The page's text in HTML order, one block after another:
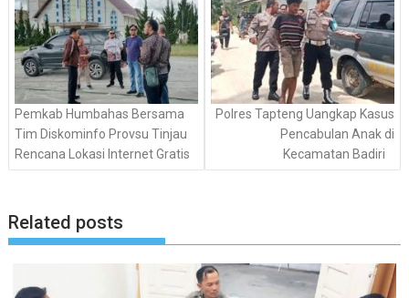
Pemkab Humbahas Bersama
Tim Diskominfo Provsu Tinjau
Rencana Lokasi Internet Gratis
Polres Tapteng Uangkap Kasus
Pencabulan Anak di
Kecamatan Badiri
Related posts